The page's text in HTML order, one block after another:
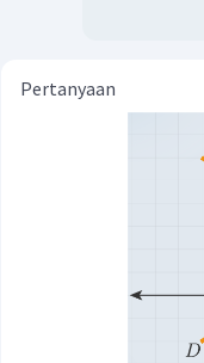
Pertanyaan